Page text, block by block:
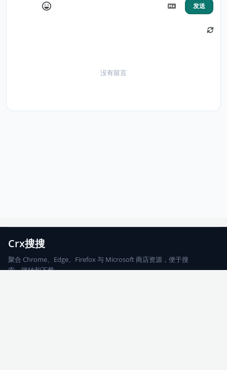
发送
没有留言
Crx搜搜
聚合 Chrome、Edge、Firefox 与 Microsoft 商店资源，便于搜
索、跳转和下载。